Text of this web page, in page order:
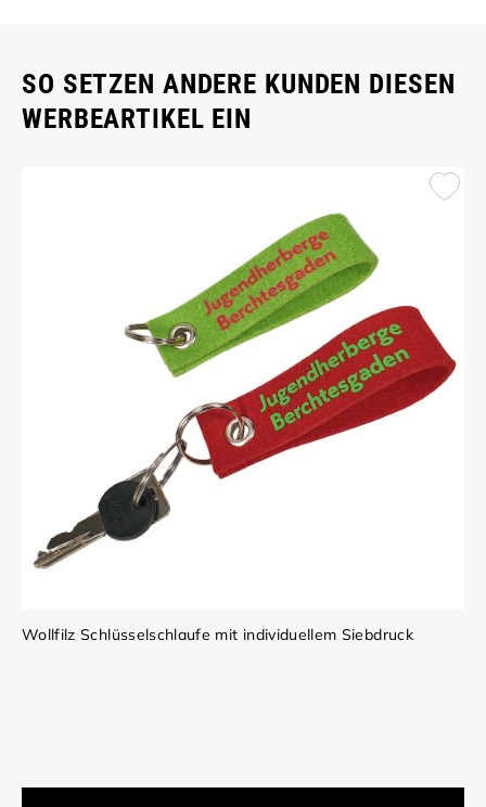
SO SETZEN ANDERE KUNDEN DIESEN
WERBEARTIKEL EIN
Wollfilz Schlüsselschlaufe mit individuellem Siebdruck